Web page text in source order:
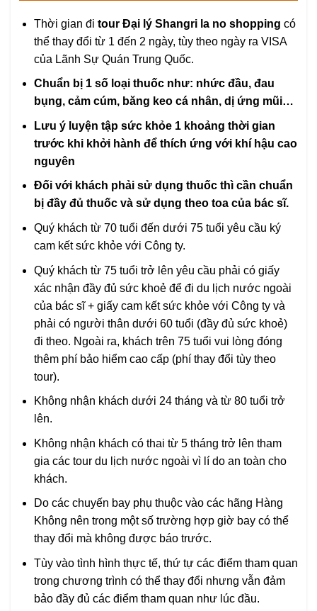
Thời gian đi tour Đại lý Shangri la no shopping có
thể thay đổi từ 1 đến 2 ngày, tùy theo ngày ra VISA
của Lãnh Sự Quán Trung Quốc.
C huẩn bị 1 số loại thuốc như: nhức đầu, đau
bụng, cảm cúm, băng keo cá nhân, dị ứng mũi…
Lưu ý luyện tập sức khỏe 1 khoảng thời gian
trước khi khởi hành để thích ứng với khí hậu cao
nguyên
Đối với khách phải sử dụng thuốc thì cần chuẩn
bị đầy đủ thuốc và sử dụng theo toa của bác sĩ.
Quý khách từ 70 tuổi đến dưới 75 tuổi yêu cầu ký
cam kết sức khỏe với Công ty.
Quý khách từ 75 tuổi trở lên yêu cầu phải có giấy
xác nhận đầy đủ sức khoẻ để đi du lịch nước ngoài
của bác sĩ + giấy cam kết sức khỏe với Công ty và
phải có người thân dưới 60 tuổi (đầy đủ sức khoẻ)
đi theo. Ngoài ra, khách trên 75 tuổi vui lòng đóng
thêm phí bảo hiểm cao cấp (phí thay đổi tùy theo
tour).
Không nhận khách dưới 24 tháng và từ 80 tuổi trở
lên.
Không nhận khách có thai từ 5 tháng trở lên tham
gia các tour du lịch nước ngoài vì lí do an toàn cho
khách.
Do các chuyến bay phụ thuộc vào các hãng Hàng
Không nên trong một số trường hợp giờ bay có thể
thay đổi mà không được báo trước.
Tùy vào tình hình thực tế, thứ tự các điểm tham quan
trong chương trình có thể thay đổi nhưng vẫn đảm
bảo đầy đủ các điểm tham quan như lúc đầu.